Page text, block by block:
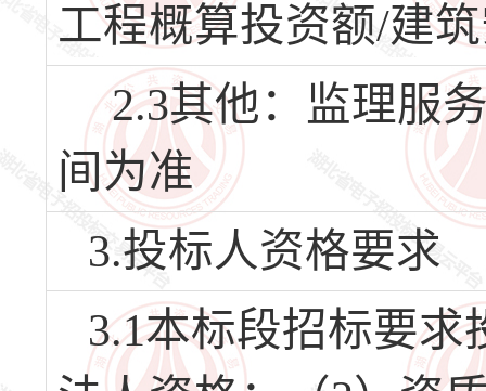
工程概算投资额/建
2.3其他：监理服
间为准
3.投标人资格要求
3.1本标段招标要